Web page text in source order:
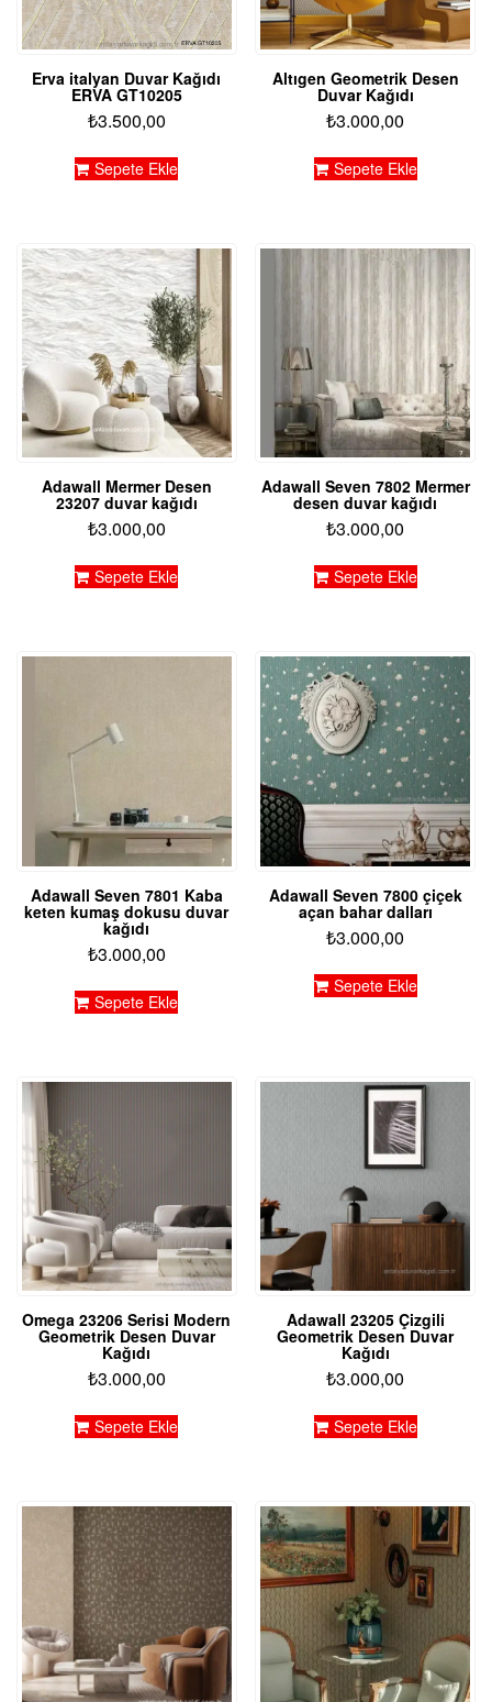
Erva italyan Duvar Kağıdı
ERVA GT10205
₺3.500,00
Sepete Ekle
Altıgen Geometrik Desen
Duvar Kağıdı
₺3.000,00
Sepete Ekle
Adawall Mermer Desen
23207 duvar kağıdı
₺3.000,00
Sepete Ekle
Adawall Seven 7802 Mermer
desen duvar kağıdı
₺3.000,00
Sepete Ekle
Adawall Seven 7801 Kaba
keten kumaş dokusu duvar
kağıdı
₺3.000,00
Sepete Ekle
Adawall Seven 7800 çiçek
açan bahar dalları
₺3.000,00
Sepete Ekle
Omega 23206 Serisi Modern
Geometrik Desen Duvar
Kağıdı
₺3.000,00
Sepete Ekle
Adawall 23205 Çizgili
Geometrik Desen Duvar
Kağıdı
₺3.000,00
Sepete Ekle